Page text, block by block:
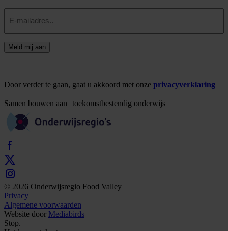
mailadres
Meld mij aan
Door verder te gaan, gaat u akkoord met onze privacyverklaring
Samen bouwen aan toekomstbestendig onderwijs
© 2026 Onderwijsregio Food Valley
Privacy
Algemene voorwaarden
Website door Mediabirds
Stop.